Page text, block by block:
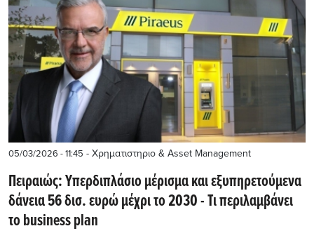
05/03/2026 - 11:45 - Χρηματιστηριο & Asset Management
Πειραιώς: Yπερδιπλάσιο μέρισμα και εξυπηρετούμενα
δάνεια 56 δισ. ευρώ μέχρι το 2030 - Τι περιλαμβάνει
το business plan